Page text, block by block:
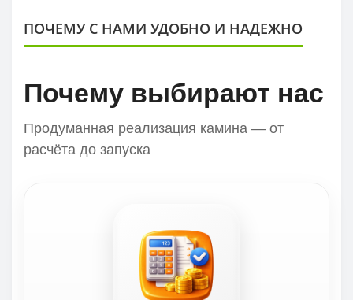
ПОЧЕМУ С НАМИ УДОБНО И НАДЕЖНО
Почему выбирают нас
Продуманная реализация камина — от
расчёта до запуска